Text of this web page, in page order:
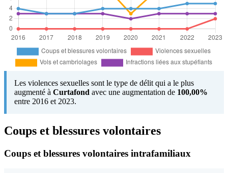
Les violences sexuelles sont le type de délit qui a le plus
augmenté à Curtafond avec une augmentation de 100,00%
entre 2016 et 2023.
Coups et blessures volontaires
Coups et blessures volontaires intrafamiliaux